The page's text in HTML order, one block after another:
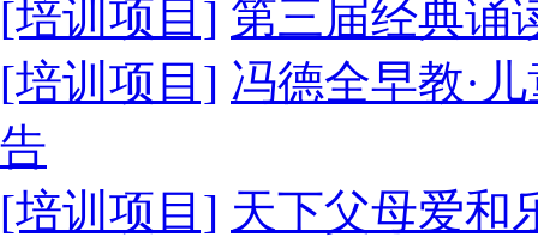
[培训项目] 第三届经典诵
[培训项目] 冯德全早教·
告
[培训项目] 天下父母爱和